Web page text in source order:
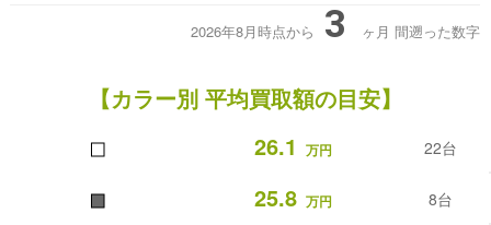
2026年8月時点から 3 ヶ月 間遡った数字
【カラー別 平均買取額の目安】
■ 26.1 万円 22台
■ 25.8 万円 8台